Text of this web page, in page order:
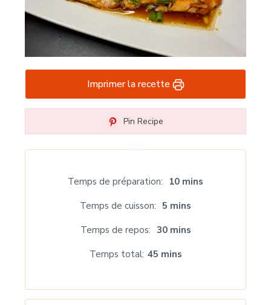
Imprimer la recette
Pin Recipe
Temps de préparation
10 mins
Temps de cuisson
5 mins
Temps de repos
30 mins
Temps total 45 mins